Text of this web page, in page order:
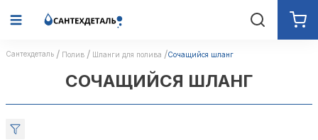
Сантехдеталь Полив Шланги для полива Сочащийся шланг
СОЧАЩИЙСЯ ШЛАНГ